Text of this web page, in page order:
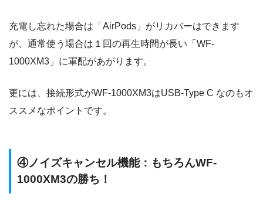
充電し忘れた場合は「AirPods」がリカバーはできます
が、通常使う場合は１回の再生時間が長い「WF-
1000XM3」に軍配があがります。
更には、接続形式がWF-1000XM3はUSB-Type C なのもオ
ススメなポイントです。
④ノイズキャンセル機能：もちろんWF-
1000XM3の勝ち！